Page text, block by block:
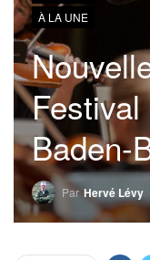
À LA UNE
Baden-
Par Hervé Lévy